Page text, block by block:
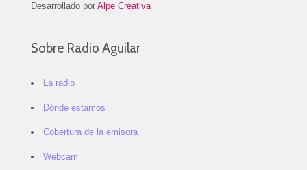
Desarrollado por Alpe Creativa
Sobre Radio Aguilar
La radio
Dónde estamos
Cobertura de la emisora
Webcam